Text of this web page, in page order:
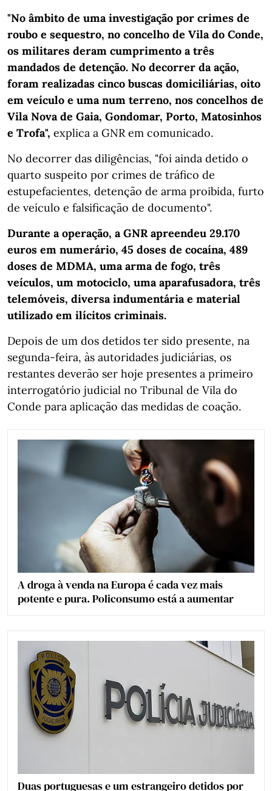
"No âmbito de uma investigação por crimes de
roubo e sequestro, no concelho de Vila do Conde,
os militares deram cumprimento a três
mandados de detenção. No decorrer da ação,
foram realizadas cinco buscas domiciliárias, oito
em veículo e uma num terreno, nos concelhos de
Vila Nova de Gaia, Gondomar, Porto, Matosinhos
e Trofa", explica a GNR em comunicado.
No decorrer das diligências, "foi ainda detido o
quarto suspeito por crimes de tráfico de
estupefacientes, detenção de arma proibida, furto
de veículo e falsificação de documento".
Durante a operação, a GNR apreendeu 29.170
euros em numerário, 45 doses de cocaína, 489
doses de MDMA, uma arma de fogo, três
veículos, um motociclo, uma aparafusadora, três
telemóveis, diversa indumentária e material
utilizado em ilícitos criminais.
Depois de um dos detidos ter sido presente, na
segunda-feira, às autoridades judiciárias, os
restantes deverão ser hoje presentes a primeiro
interrogatório judicial no Tribunal de Vila do
Conde para aplicação das medidas de coação.
A droga à venda na Europa é cada vez mais
potente e pura. Policonsumo está a aumentar
Duas portuguesas e um estrangeiro detidos por